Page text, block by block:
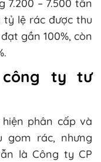
7.200 – 7.500 tấn
lệ rác được thu
gần 100%, còn
ty tư
phân cấp và
rác, nhưng
là Công ty CP